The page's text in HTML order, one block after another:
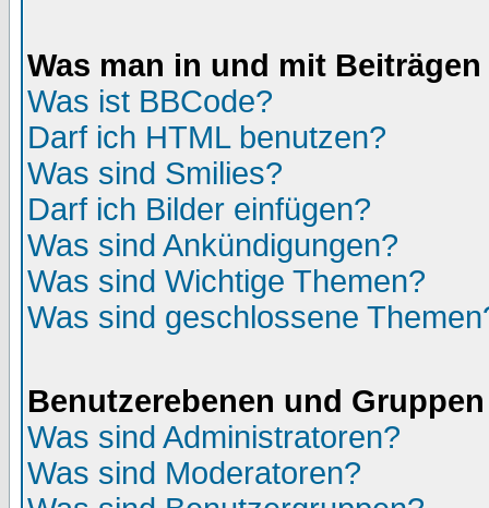
Was man in und mit
Was ist BBCode?
Darf ich HTML benutzen?
Was sind Smilies?
Darf ich Bilder einfügen?
Was sind Ankündigungen?
Was sind Wichtige Themen?
Was sind geschlossene
Benutzerebenen und Gruppen
Was sind Administratoren?
Was sind Moderatoren?